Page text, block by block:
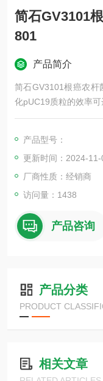
简石GV3101
801
产品简介
简石GV3101根癌农杆
化pUC19质粒的效率可
产品型号：
更新时间：2024-11-
厂商性质：经销商
访问量：1438
产品咨询
产品分类
PRODUCT
相关文章